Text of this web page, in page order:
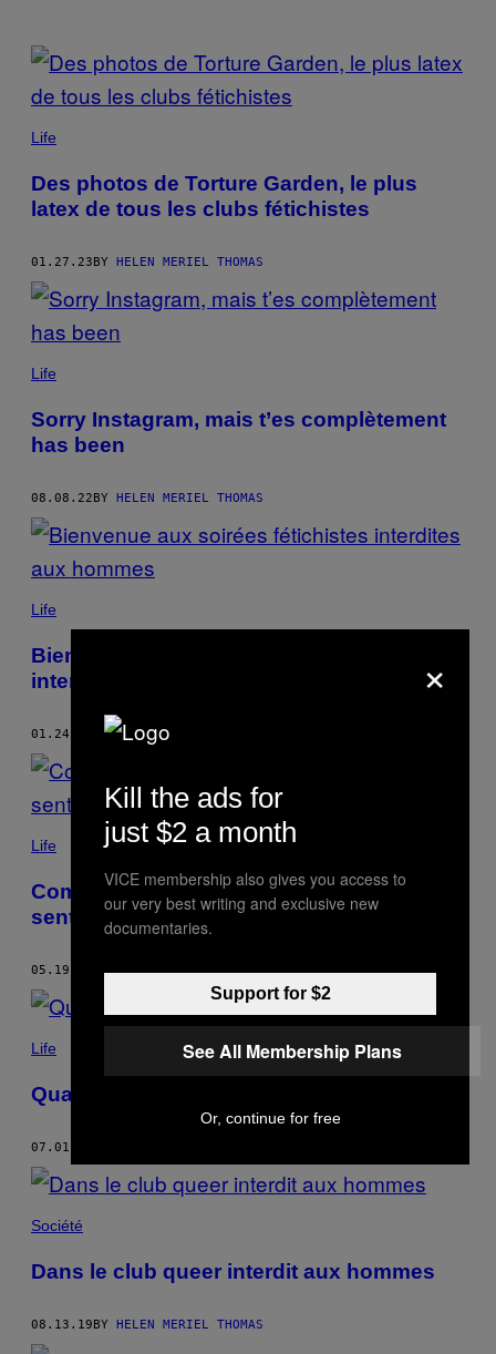
POSTS
BY
THIS
AUTHOR
Life
Des photos de Torture Garden, le plus
latex de tous les clubs fétichistes
01.27.23BY HELEN MERIEL THOMAS
Life
Sorry Instagram, mais t’es complètement
has been
08.08.22BY HELEN MERIEL THOMAS
Life
Bienvenue aux soirées fétichistes
interdites aux hommes
01.24.22 BYHELEN MERIEL THOMAS
Life
Comment faire un plan à trois sans se
sentir ridicule
05.19.21 BYHELEN MERIEL THOMAS
Life
Quand le sexe virtuel tourne mal
07.01.20
Société
Dans le club queer interdit aux hommes
08.13.19BY HELEN MERIEL THOMAS
×
Kill the ads for
just $2 a month
VICE membership also gives you access to
our very best writing and exclusive new
documentaries.
Support for $2
See All Membership Plans
Or, continue for free